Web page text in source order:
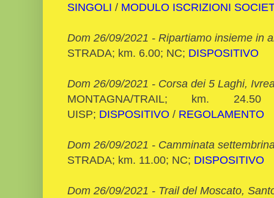
SINGOLI / MODULO ISCRIZIONI
Dom 26/09/2021 - Ripartiamo insieme in
STRADA; km. 6.00; NC; DISPOSITIVO
Dom 26/09/2021 - Corsa dei 5 Laghi,
MONTAGNA/TRAIL; km.
UISP; DISPOSITIVO / REGOLAMENTO
Dom 26/09/2021 - Camminata
STRADA; km. 11.00; NC; DISPOSITIVO
Dom 26/09/2021 - Trail del Moscato,